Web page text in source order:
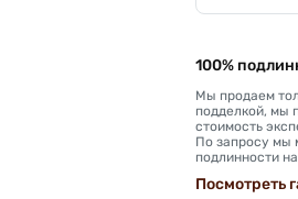
100%
Мы продаем
подделкой, мы
стоимость
По запросу мы
подлинности
Посмотреть